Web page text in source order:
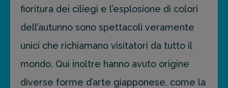
fioritura dei ciliegi e l’esplosione di colori
dell’autunno sono spettacoli veramente
unici che richiamano visitatori da tutto il
mondo. Qui inoltre hanno avuto origine
diverse forme d’arte giapponese, come la